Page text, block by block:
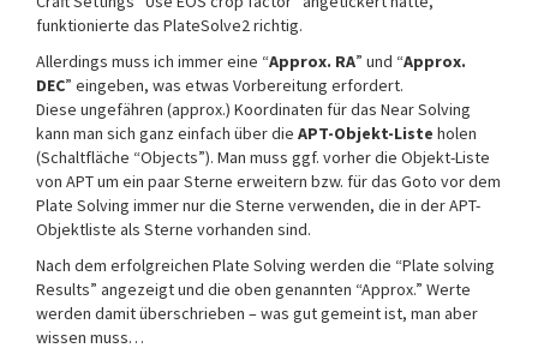
funktionierte das PlateSolve2 richtig.
Allerdings muss ich immer eine “Approx. RA” und “Approx.
DEC” eingeben, was etwas Vorbereitung erfordert.
Diese ungefähren (approx.) Koordinaten für das Near Solving
kann man sich ganz einfach über die APT-Objekt-Liste holen
(Schaltfläche “Objects”). Man muss ggf. vorher die Objekt-Liste
von APT um ein paar Sterne erweitern bzw. für das Goto vor dem
Plate Solving immer nur die Sterne verwenden, die in der APT-
Objektliste als Sterne vorhanden sind.
Nach dem erfolgreichen Plate Solving werden die “Plate solving
Results” angezeigt und die oben genannten “Approx.” Werte
werden damit überschrieben – was gut gemeint ist, man aber
wissen muss…